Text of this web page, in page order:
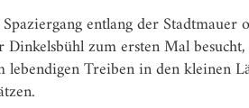
entlang der
Dinkelsbühl zum ersten Mal
lebendigen Treiben in den kleinen